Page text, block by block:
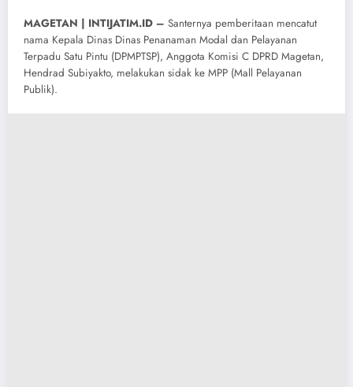
MAGETAN | INTIJATIM.ID – Santernya pemberitaan mencatut
nama Kepala Dinas Dinas Penanaman Modal dan Pelayanan
Terpadu Satu Pintu (DPMPTSP), Anggota Komisi C DPRD Magetan,
Hendrad Subiyakto, melakukan sidak ke MPP (Mall Pelayanan
Publik).